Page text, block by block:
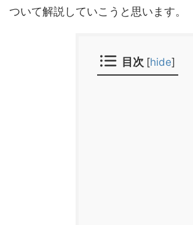
ついて解説していこうと思います。
目次 [hide]